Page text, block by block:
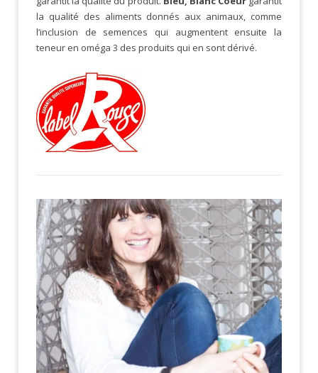
la qualité des aliments donnés aux animaux, comme
l’inclusion de semences qui augmentent ensuite la
teneur en oméga 3 des produits qui en sont dérivé.